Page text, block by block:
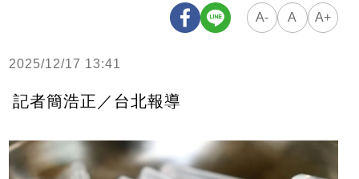
A- A A+
2025/12/17 13:41
記者簡浩正／台北報導